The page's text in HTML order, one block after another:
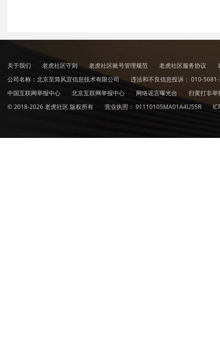
关于我们 老虎社区守则 老虎社区账号管理规范 老虎社区服务协议
公司名称：北京至简风宜信息技术有限公司
违法和不良信息投诉： 010-
中国互联网举报中心
北京互联网举报中心 网络谣言曝光台
扫黄打非
© 2018-2026 老虎社区 版权所有
营业执照： 91110105MA01A4U55R